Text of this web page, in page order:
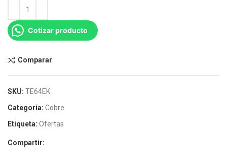
Cotizar producto
Comparar
SKU: TE64EK
Categoría: Cobre
Etiqueta: Ofertas
Compartir: